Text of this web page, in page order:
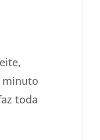
minuto
toda